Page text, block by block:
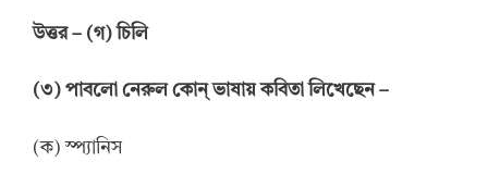
উত্তর – (গ) চিলি
(৩) পাবলো নেরুল কোন্ ভাষায় কবিতা লিখেছেন –
(ক) স্প্যানিস